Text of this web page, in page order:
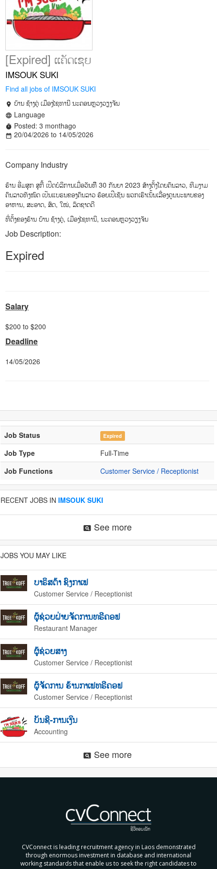
[Expired] ແຄັດເຊຍ
IMSOUK SUKI
Find all jobs of IMSOUK SUKI
location_on ບ້ານ ຊ້າງຄູ່ ເມືອງໄຊທານີ ນະຄອນຫຼວງວຽງຈັນ
language Language
timer Posted: 3 monthago
date_range 20/04/2026 to 14/05/2026
Company Industry
ຮ້ານ ອີ່ມສຸກ ສຸກີ້ ເປີດບໍລິການເມື່ອວັນທືີ 30 ກັນຍາ 2023 ສ້າງຕັ້ງໂດຍຄົນລາວ, ທີມງາມ
ຄົນລາວທັງໝົດ ເປັນແບຣນຂອງຄົນລາວ ຮ້ອຍເປີເຊັນ ພວກເຮົາເນັ້ນເລື່ອງຄຸນນະພາບຂອງ
ອາຫານ, ສະອາດ, ສົດ, ໃໝ່, ລົດຊາດດີ
ທີ່ຕັ້ງຂອງຮ້ານ ບ້ານ ຊ້າງຄູ່, ເມືອງໄຊທານີ, ນະຄອນຫຼວງວຽງຈັນ
Job Description:
Expired
Salary
$200 to $200
Deadline
14/05/2026
Job Status Expired
Job Type
Full-Time
Job Functions
Customer Service / Receptionist
RECENT JOBS IN IMSOUK SUKI
pageview See more
JOBS YOU MAY LIKE
ບາຣິສຕ້າ ຊົງກາເຟ
Customer Service / Receptionist
ຜູ້ຊ່ວຍຝ່າຍຈັດການທຣີຄອຟ
Restaurant Manager
ຜູ້ຊ່ວຍສາງ
Customer Service / Receptionist
ຜູ້ຈັດການ ຮ້ານກາເຟທຣີຄອຟ
Customer Service / Receptionist
ບັນຊີ-ການເງິນ
Accounting
pageview See more
CVConnect is leading recruitment agency in Laos demonstrated
through enormous investment in database and international
working standards that enable us to seek the right candidates to